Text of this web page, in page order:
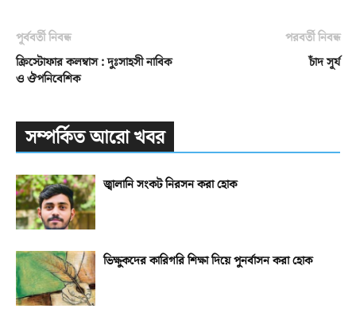
পূর্ববর্তী নিবন্ধ
ক্রিস্টোফার কলম্বাস : দুঃসাহসী নাবিক
ও ঔপনিবেশিক
পরবর্তী নিবন্ধ
চাঁদ সূর্য
সম্পর্কিত আরো খবর
জ্বালানি সংকট নিরসন করা হোক
ভিক্ষুকদের কারিগরি শিক্ষা দিয়ে পুনর্বাসন করা হোক